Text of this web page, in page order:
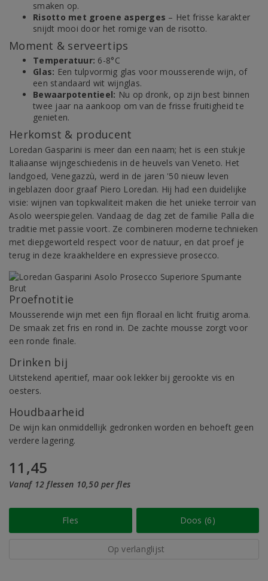
smaken op.
Risotto met groene asperges – Het frisse karakter
snijdt mooi door het romige van de risotto.
Moment & serveertips
Temperatuur: 6-8°C
Glas: Een tulpvormig glas voor mousserende wijn, of
een standaard wit wijnglas.
Bewaarpotentieel: Nu op dronk, op zijn best binnen
twee jaar na aankoop om van de frisse fruitigheid te
genieten.
Herkomst & producent
Loredan Gasparini is meer dan een naam; het is een stukje
Italiaanse wijngeschiedenis in de heuvels van Veneto. Het
landgoed, Venegazzù, werd in de jaren '50 nieuw leven
ingeblazen door graaf Piero Loredan. Hij had een duidelijke
visie: wijnen van topkwaliteit maken die het unieke terroir van
Asolo weerspiegelen. Vandaag de dag zet de familie Palla die
traditie met passie voort. Ze combineren moderne technieken
met diepgeworteld respect voor de natuur, en dat proef je
terug in deze kraakheldere en expressieve prosecco.
Proefnotitie
Mousserende wijn met een fijn floraal en licht fruitig aroma.
De smaak zet fris en rond in. De zachte mousse zorgt voor
een ronde finale.
Drinken bij
Uitstekend aperitief, maar ook lekker bij gerookte vis en
oesters.
Houdbaarheid
De wijn kan onmiddellijk gedronken worden en behoeft geen
verdere lagering.
11,45
Vanaf 12 flessen 10,50 per fles
Fles Doos (6)
Op verlanglijst